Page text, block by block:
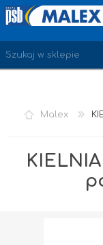
ZAREJESTRUJ SIĘ
Malex